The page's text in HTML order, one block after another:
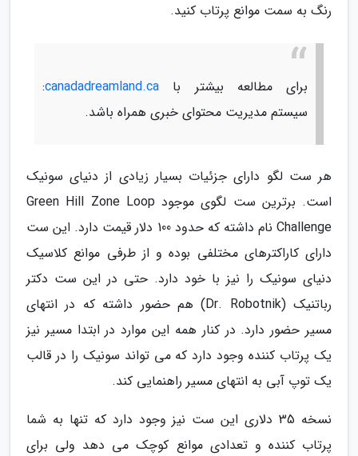
رنگ به سمت موانع پرتاب کنید.
برای مطالعه بیشتر با canadadreamland.ca
:
سیستم مدیریت محتوای خبری همراه باشد.
هر ست لگو دارای جزئیات بسیار زیادی از دنیای سونیک
است. برترین ست لگوی موجود Green Hill Zone Loop
Challenge نام داشته که حدود 100 دلار قیمت دارد. این ست
دارای کاراکترهای مختلفی بوده و از طرفی موانع کلاسیک
دنیای سونیک را نیز با خود دارد. حتی در این ست دکتر
رباتنیک (Dr. Robotnik) هم حضور داشته که در انتهای
مسیر حضور دارد. در کنار همه این موارد در ابتدا مسیر نیز
یک پرتاب کننده وجود دارد که می تواند سونیک را در قالب
یک توپ آبی به انتهای مسیر راهنمایی کند.
نسخه 35 دلاری این ست نیز وجود دارد که تنها به شما
پرتاب کننده و تعدادی موانع کوچک می دهد ولی برای